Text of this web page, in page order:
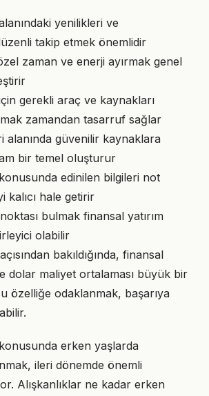
yenilikleri ve
takip etmek önemlidir
zaman ve enerji ayırmak genel
gerekli araç ve kaynakları
zamandan tasarruf sağlar
alanında güvenilir kaynaklara
bir temel oluşturur
edinilen bilgileri not
kalıcı hale getirir
bulmak finansal yatırım
olabilir
bakıldığında, finansal
dolar maliyet ortalaması büyük bir
özelliğe odaklanmak, başarıya
erken yaşlarda
ileri dönemde önemli
Alışkanlıklar ne kadar erken